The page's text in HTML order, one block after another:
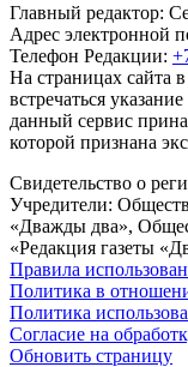
Главный редактор:
Адрес электронной
Телефон Редакции:
На страницах сайта
встречаться
данный сервис
которой признана
Свидетельство о
Учредители:
«Дважды два»,
«Редакция газеты
Правила
Политика в
Политика
Согласие на
Обновить страницу